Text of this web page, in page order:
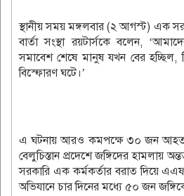
স্থানীয় সময় মঙ্গলবার (২ আগস্ট) এক
বার্তা সংস্থা রয়টার্সকে বলেন,
সমাবেশ শেষে মানুষ যখন বের হচ্ছিল,
বিস্ফোরণ ঘটে।’
এ ঘটনায় আরও কমপক্ষে ৩০ জন আহত
বেলুচিস্তান প্রদেশে জঙ্গিদের হামলায়
সরকারি এক কর্মকর্তার বরাত দিয়ে
অভিযানে চার দিনের মধ্যে ৫০ জন